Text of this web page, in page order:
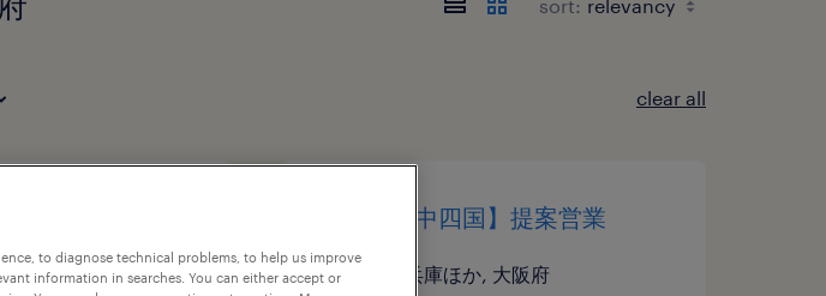
sort:
clear all
【関西・中四国】提案営業
大阪,兵庫ほか, 大阪府
to diagnose technical problems, to help us improve
information in searches. You can either accept or